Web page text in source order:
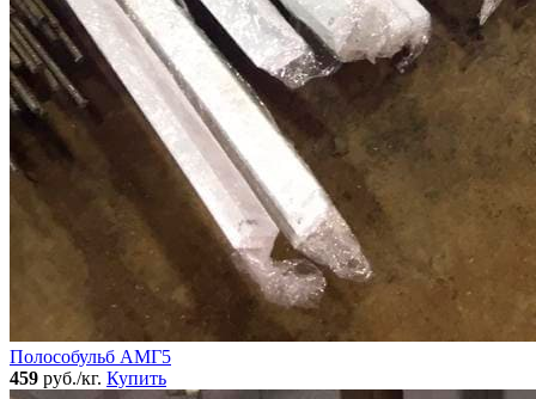
Полособульб АМГ5
459 руб./кг. Купить